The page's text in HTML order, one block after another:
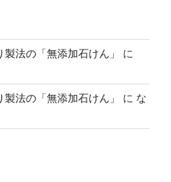
法の「無添加石けん」
に
法の「無添加石けん」 に な